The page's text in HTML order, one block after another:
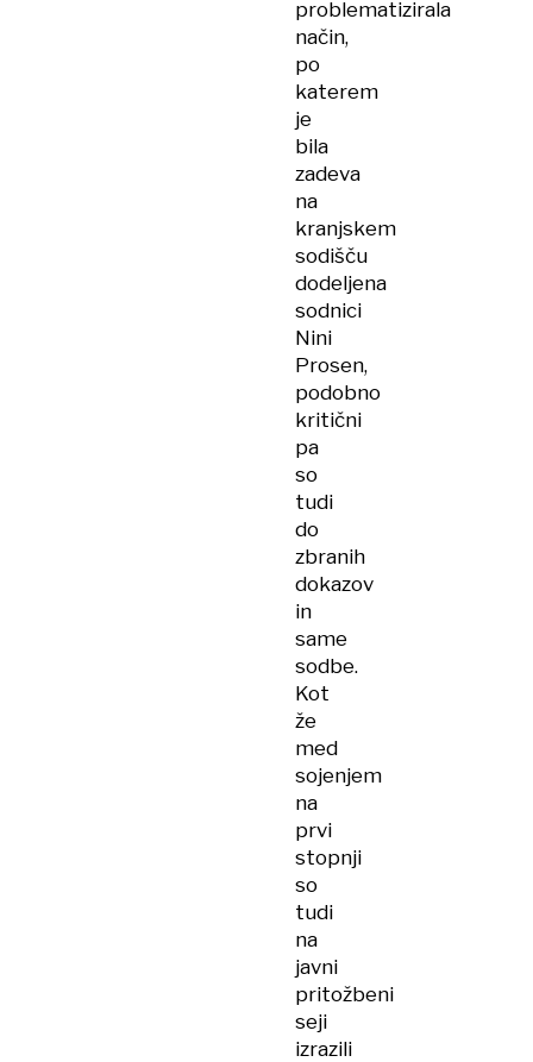
problematizirala
način,
po
katerem
je
bila
zadeva
na
kranjskem
sodišču
dodeljena
sodnici
Nini
Prosen,
podobno
kritični
pa
so
tudi
do
zbranih
dokazov
in
same
sodbe.
Kot
že
med
sojenjem
na
prvi
stopnji
so
tudi
na
javni
pritožbeni
seji
izrazili